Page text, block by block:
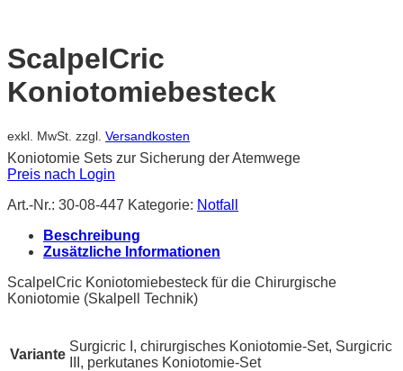
ScalpelCric
Koniotomiebesteck
exkl. MwSt. zzgl. Versandkosten
Koniotomie Sets zur Sicherung der Atemwege
Preis nach Login
Art.-Nr.: 30-08-447 Kategorie: Notfall
Beschreibung
Zusätzliche Informationen
ScalpelCric Koniotomiebesteck für die Chirurgische
Koniotomie (Skalpell Technik)
Variante
Surgicric I, chirurgisches Koniotomie-Set, Surgicric
III, perkutanes Koniotomie-Set